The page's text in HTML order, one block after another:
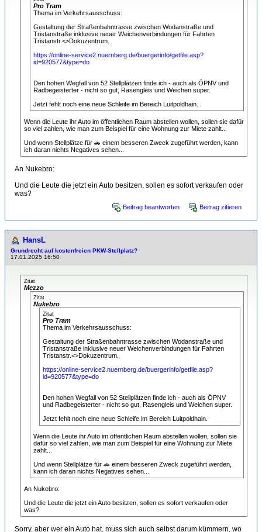
Pro Tram
Thema im Verkehrsausschuss:
Gestaltung der Straßenbahntrasse zwischen Wodanstraße und
Tristanstraße inklusive neuer Weichenverbindungen für Fahrten
Tristanstr.<>Dokuzentrum.
https://online-service2.nuernberg.de/buergerinfo/getfile.asp?
id=920577&type=do
Den hohen Wegfall von 52 Stellplätzen finde ich - auch als ÖPNV und
Radbegeisterter - nicht so gut, Rasengleis und Weichen super.
Jetzt fehlt noch eine neue Schleife im Bereich Luitpoldhain.
Wenn die Leute ihr Auto im öffentlichen Raum abstellen wollen, sollen sie dafür
so viel zahlen, wie man zum Beispiel für eine Wohnung zur Miete zahlt...
Und wenn Stellplätze für 🚗 einem besseren Zweck zugeführt werden, kann
ich daran nichts Negatives sehen...
An Nukebro:
Und die Leute die jetzt ein Auto besitzen, sollen es sofort verkaufen oder
was?
Beitrag beantworten Beitrag zitieren
HansL
Grundrecht auf kostenfreien PKW-Stellplatz?
17.01.2025 16:50
Zitat
Mezzo
Zitat
Nukebro
Zitat
Pro Tram
Thema im Verkehrsausschuss:
Gestaltung der Straßenbahntrasse zwischen Wodanstraße und
Tristanstraße inklusive neuer Weichenverbindungen für Fahrten
Tristanstr.<>Dokuzentrum.
https://online-service2.nuernberg.de/buergerinfo/getfile.asp?
id=920577&type=do
Den hohen Wegfall von 52 Stellplätzen finde ich - auch als ÖPNV
und Radbegeisterter - nicht so gut, Rasengleis und Weichen super.
Jetzt fehlt noch eine neue Schleife im Bereich Luitpoldhain.
Wenn die Leute ihr Auto im öffentlichen Raum abstellen wollen, sollen sie
dafür so viel zahlen, wie man zum Beispiel für eine Wohnung zur Miete
zahlt...
Und wenn Stellplätze für 🚗 einem besseren Zweck zugeführt werden,
kann ich daran nichts Negatives sehen...
An Nukebro:
Und die Leute die jetzt ein Auto besitzen, sollen es sofort verkaufen oder
was?
Sorry, aber wer ein Auto hat, muss sich auch selbst darum kümmern, wo